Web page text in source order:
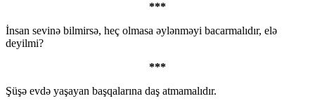
***
İnsan sevinə bilmirsə, heç olmasa əylənməyi bacarmalıdır, elə
deyilmi?
***
Şüşə evdə yaşayan başqalarına daş atmamalıdır.